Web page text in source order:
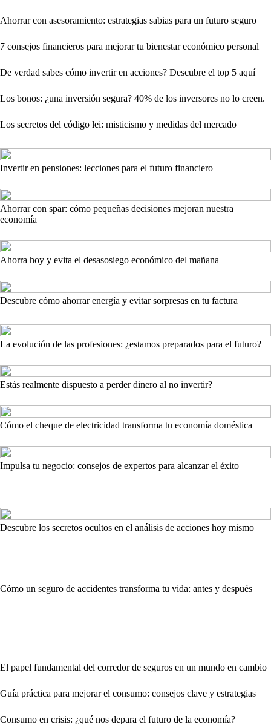
Ahorrar con asesoramiento: estrategias sabias para un futuro seguro
7 consejos financieros para mejorar tu bienestar económico personal
De verdad sabes cómo invertir en acciones? Descubre el top 5 aquí
Los bonos: ¿una inversión segura? 40% de los inversores no lo creen.
Los secretos del código lei: misticismo y medidas del mercado
Invertir en pensiones: lecciones para el futuro financiero
Ahorrar con spar: cómo pequeñas decisiones mejoran nuestra
economía
Ahorra hoy y evita el desasosiego económico del mañana
Descubre cómo ahorrar energía y evitar sorpresas en tu factura
La evolución de las profesiones: ¿estamos preparados para el futuro?
Estás realmente dispuesto a perder dinero al no invertir?
Cómo el cheque de electricidad transforma tu economía doméstica
Impulsa tu negocio: consejos de expertos para alcanzar el éxito
Descubre los secretos ocultos en el análisis de acciones hoy mismo
Cómo un seguro de accidentes transforma tu vida: antes y después
El papel fundamental del corredor de seguros en un mundo en cambio
Guía práctica para mejorar el consumo: consejos clave y estrategias
Consumo en crisis: ¿qué nos depara el futuro de la economía?